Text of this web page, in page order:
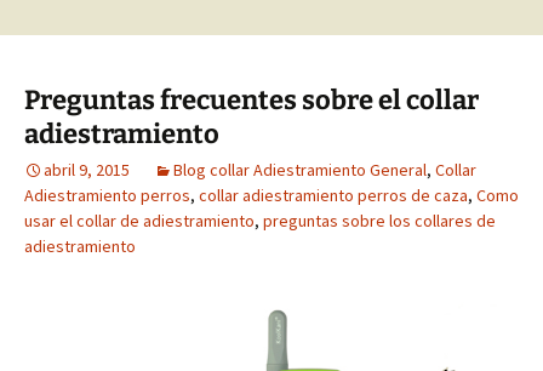
Preguntas frecuentes sobre el collar
adiestramiento
abril 9, 2015 Blog collar Adiestramiento General, Collar
Adiestramiento perros, collar adiestramiento perros de caza, Como
usar el collar de adiestramiento, preguntas sobre los collares de
adiestramiento